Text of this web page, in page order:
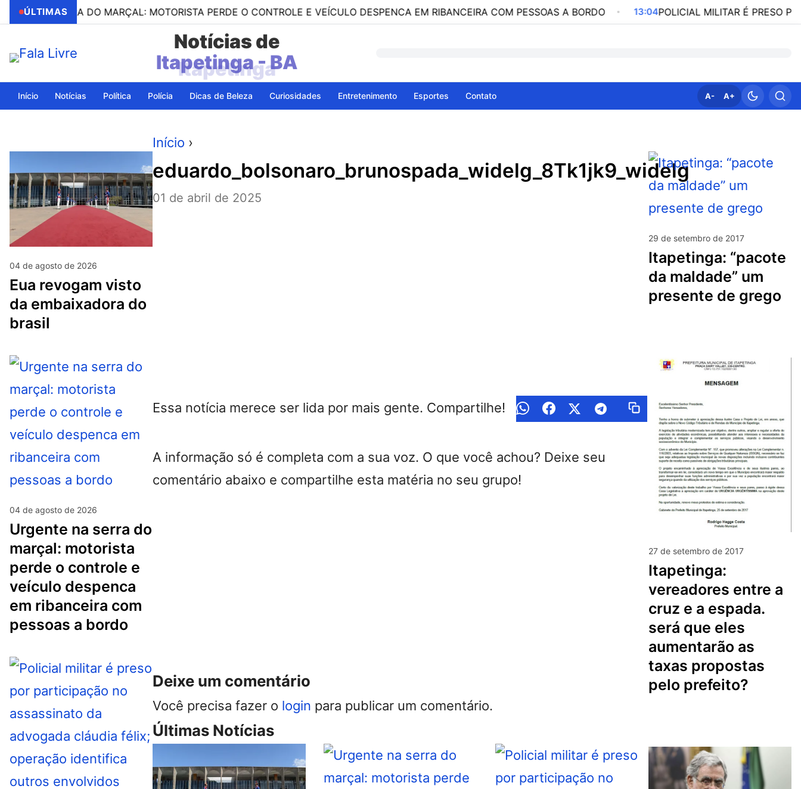
ÚLTIMAS
SERRA DO MARÇAL: MOTORISTA PERDE O CONTROLE E VEÍCULO DESPENCA EM RIBANCEIRA COM PESSOAS A BORDO 13:04 POLICIAL MILITAR É PRESO POR
Notícias de
Itapetinga
Início Notícias Política Polícia Dicas de Beleza Curiosidades Entretenimento Esportes Contato A- A+
04 de agosto de 2026
eua revogam visto
da embaixadora do
brasil
04 de agosto de 2026
urgente na serra do
marçal: motorista
perde o controle e
veículo despenca
em ribanceira com
pessoas a bordo
Início ›
eduardo_bolsonaro_brunospada_widelg_8Tk1jk9_widelg
01 de abril de 2025
Essa notícia merece ser lida por mais gente. Compartilhe!
A informação só é completa com a sua voz. O que você achou? Deixe seu
comentário abaixo e compartilhe esta matéria no seu grupo!
Deixe um comentário
Você precisa fazer o login para publicar um comentário.
Últimas Notícias
29 de setembro de 2017
itapetinga: “pacote
da maldade” um
presente de grego
27 de setembro de 2017
itapetinga:
vereadores entre a
cruz e a espada.
será que eles
aumentarão as
taxas propostas
pelo prefeito?